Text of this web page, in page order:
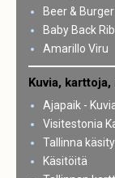
Beer & Burger
Baby Back
Amarillo Viru
Kuvia,
Ajapaik -
Visitestonia
Tallinna
Käsitöitä